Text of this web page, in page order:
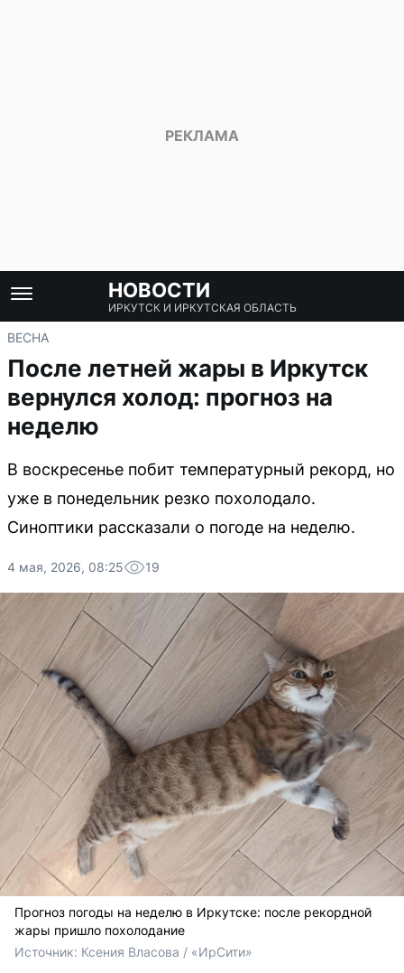
НОВОСТИ
ИРКУТСК И ИРКУТСКАЯ ОБЛАСТЬ
ВЕСНА
После летней жары в Иркутск
вернулся холод: прогноз на
неделю
В воскресенье побит температурный рекорд, но
уже в понедельник резко похолодало.
Синоптики рассказали о погоде на неделю.
4 мая, 2026, 08:25 19
Прогноз погоды на неделю в Иркутске: после рекордной
жары пришло похолодание
Источник: Ксения Власова / «ИрСити»